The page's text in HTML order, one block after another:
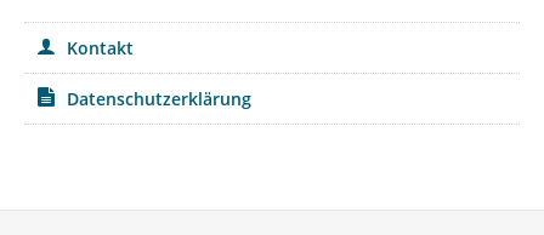
Kontakt
Datenschutzerklärung